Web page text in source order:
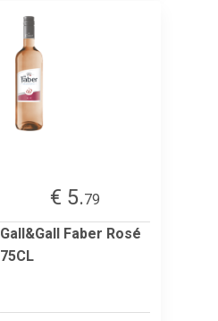
€ 5.79
Gall&Gall Faber Rosé
75CL